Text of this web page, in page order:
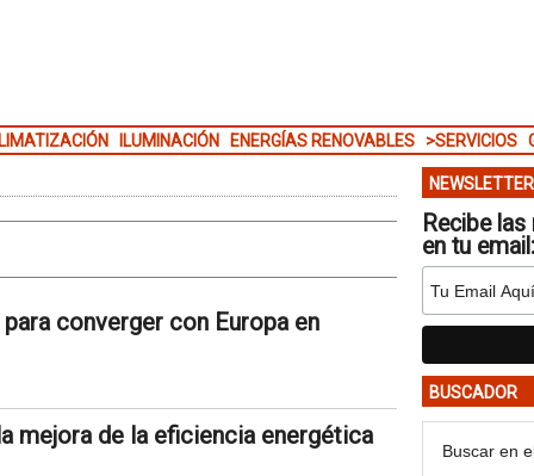
ILUMINACIÓN ENERGÍAS RENOVABLES >SERVICIOS
converger con Europa en
mejora de la eficiencia energética
NEWSLETTER
Recibe
en tu email:
BUSCADOR